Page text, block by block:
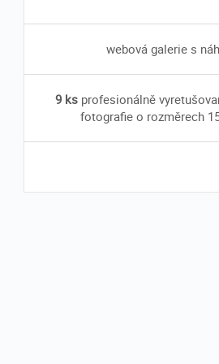
webová galerie s
9 ks profesionálně
fotografie o rozměrech